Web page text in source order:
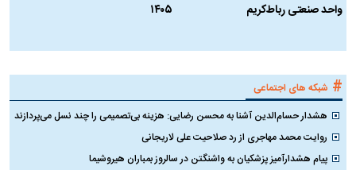
واحد صنعتی رباط‌کریم
۱۴۰۵
# شبکه های اجتماعی
هشدار حسام‌الدین آشنا به محسن رضایی: هزینه بی‌تصمیمی را چند نسل می‌پردازند
روایت محمد مهاجری از رد صلاحیت علی لاریجانی
پیام هشدارآمیز پزشکیان به واشنگتن در سالروز بمباران هیروشیما